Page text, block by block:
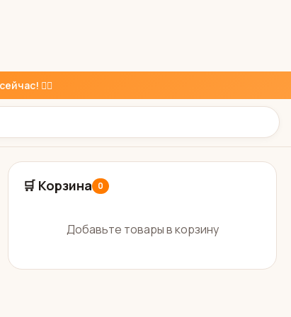
👇🏼
🛒 Корзина 0
Добавьте товары в корзину